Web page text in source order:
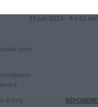
23 juin 2024 - 9 h 52 min
pour
à Orly. RÉPONDRE